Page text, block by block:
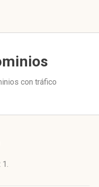
con tráfico
.